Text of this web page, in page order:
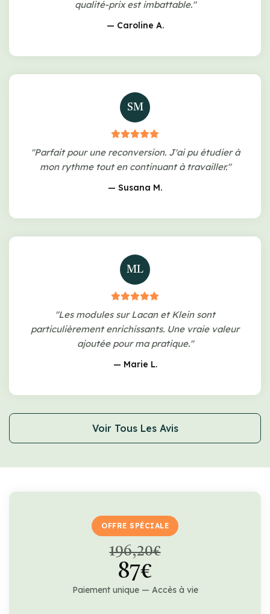
qualité-prix est imbattable."
— Caroline A.
SM
"Parfait pour une reconversion. J'ai pu étudier à
mon rythme tout en continuant à travailler."
— Susana M.
ML
"Les modules sur Lacan et Klein sont
particulièrement enrichissants. Une vraie valeur
ajoutée pour ma pratique."
— Marie L.
Voir Tous Les Avis
OFFRE SPÉCIALE
196,20€
87€
Paiement unique — Accès à vie